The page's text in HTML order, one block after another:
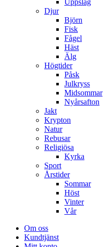
Uppslag
Djur
Björn
Fisk
Fågel
Häst
Älg
Högtider
Påsk
Julkryss
Midsommar
Nyårsafton
Jakt
Krypton
Natur
Rebusar
Religiösa
Kyrka
Sport
Årstider
Sommar
Höst
Vinter
Vår
Om oss
Kundtjänst